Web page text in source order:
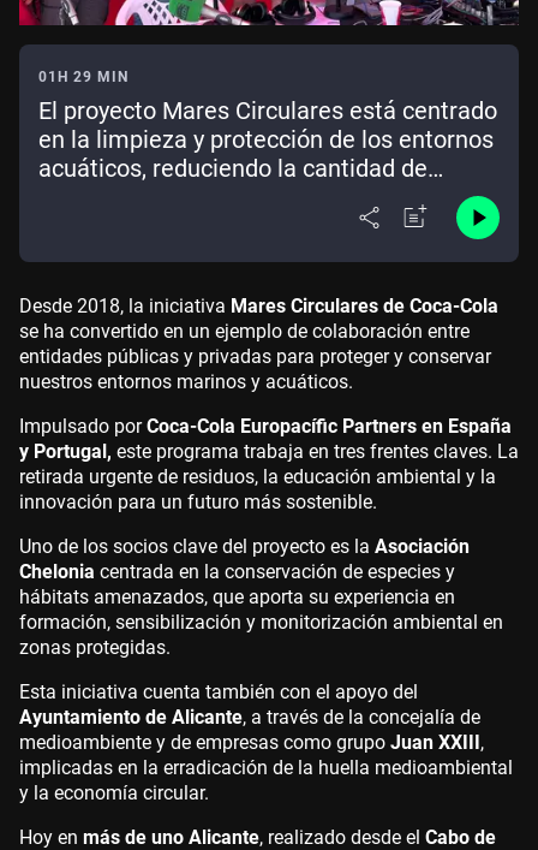
01H 29 MIN
El proyecto Mares Circulares está centrado
en la limpieza y protección de los entornos
acuáticos, reduciendo la cantidad de
residuos que acaban llegando al mar
Desde 2018, la iniciativa Mares Circulares de Coca-Cola
se ha convertido en un ejemplo de colaboración entre
entidades públicas y privadas para proteger y conservar
nuestros entornos marinos y acuáticos.
Impulsado porCoca-Cola Europacífic Partners en España
y Portugal, este programa trabaja en tres frentes claves. La
retirada urgente de residuos, la educación ambiental y la
innovación para un futuro más sostenible.
Uno de los socios clave del proyecto es la Asociación
Chelonia centrada en la conservación de especies y
hábitats amenazados, que aporta su experiencia en
formación, sensibilización y monitorización ambiental en
zonas protegidas.
Esta iniciativa cuenta también con el apoyo del
Ayuntamiento de Alicante, a través de la concejalía de
medioambiente y de empresas como grupo Juan XXIII,
implicadas en la erradicación de la huella medioambiental
y la economía circular.
Hoy en más de uno Alicante, realizado desde el Cabo de